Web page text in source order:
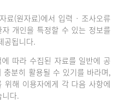
료(원자료)에서 입력 · 조사오류
개인을 특정할 수 있는 정보를
공됩니다.
따라 수집된 자료를 일반에 공
충분히 활용될 수 있기를 바라며,
위해 이용자에게 각 다음 사항에
다.